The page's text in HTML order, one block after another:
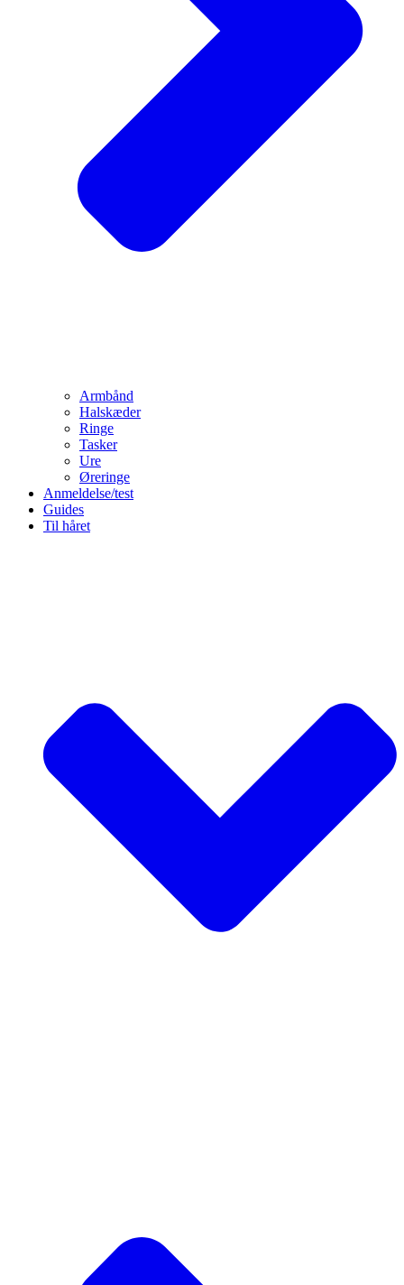
Armbånd
Halskæder
Ringe
Tasker
Ure
Øreringe
Anmeldelse/test
Guides
Til håret